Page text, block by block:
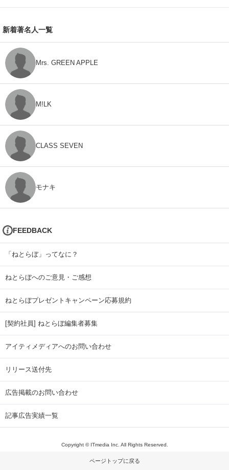
新着著名人一覧
Mrs. GREEN APPLE
M!LK
CLASS SEVEN
モナキ
FEEDBACK
「ねとらぼ」ってなに？
ねとらぼへのご意見・ご感想
ねとらぼプレゼントキャンペーン応募規約
[契約社員] ねとらぼ編集者募集
アイティメディアへのお問い合わせ
リリース送付先
広告掲載のお問い合わせ
記事広告実績一覧
Copyright © ITmedia Inc. All Rights Reserved.
ページトップに戻る